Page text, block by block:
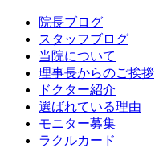
院長ブログ
スタッフブログ
当院について
理事長からのご挨拶
ドクター紹介
選ばれている理由
モニター募集
ラクルカード